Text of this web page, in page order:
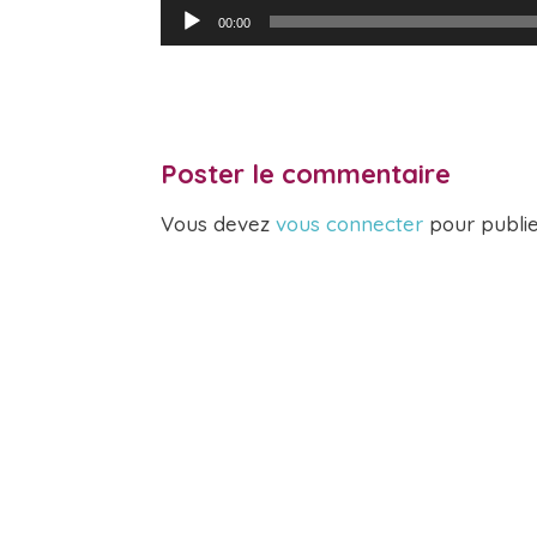
Lecteur00:00
Poster le commentaire
Vous devezvous connecter pour